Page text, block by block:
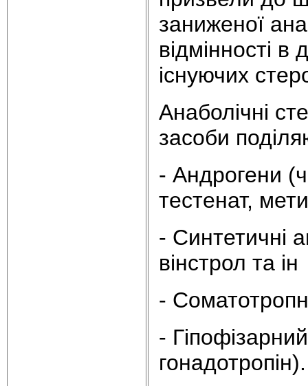
заниженої
відмінності в
існуючих
Анаболічні
засоби
- Андрогени
тестенат,
- Синтетичні
вінстрол та ін
-
-
гонадотропін).